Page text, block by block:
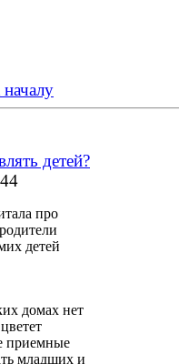
детей?
про
детей
домах нет
приемные
младших и